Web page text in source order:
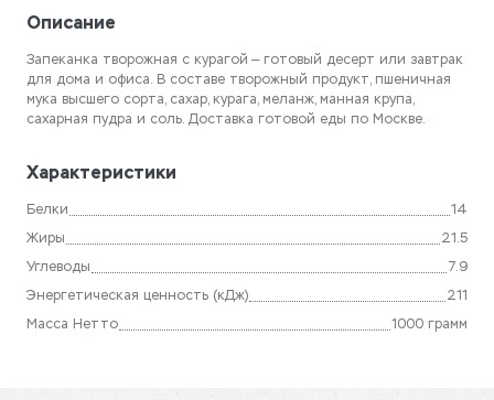
Описание
Запеканка творожная с курагой — готовый десерт или завтрак
для дома и офиса. В составе творожный продукт, пшеничная
мука высшего сорта, сахар, курага, меланж, манная крупа,
сахарная пудра и соль. Доставка готовой еды по Москве.
Характеристики
Белки 14
Жиры 21.5
Углеводы 7.9
Энергетическая ценность (кДж) 211
Масса Нетто 1000 грамм